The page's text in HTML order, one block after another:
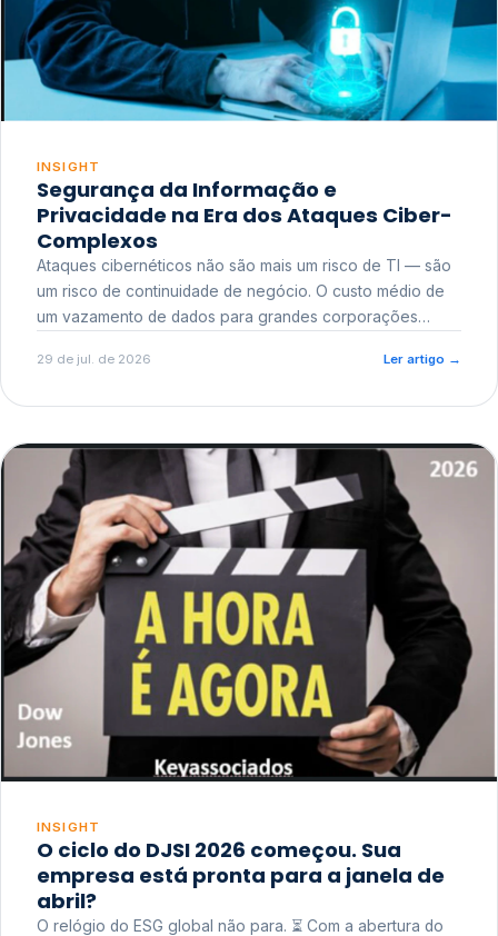
INSIGHT
Segurança da Informação e
Privacidade na Era dos Ataques Ciber-
Complexos
Ataques cibernéticos não são mais um risco de TI — são
um risco de continuidade de negócio. O custo médio de
um vazamento de dados para grandes corporações
reputacional e o risco regulatório junto a órgãos como a
29 de jul. de 2026 Ler artigo →
INSIGHT
O ciclo do DJSI 2026 começou. Sua
empresa está pronta para a janela de
abril?
O relógio do ESG global não para. ⏳ Com a abertura do